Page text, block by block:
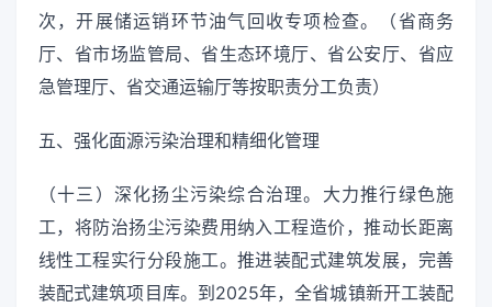
次，开展储运销环节油气回收专项检查。（省商务
厅、省市场监管局、省生态环境厅、省公安厅、省应
急管理厅、省交通运输厅等按职责分工负责）
五、强化面源污染治理和精细化管理
（十三）深化扬尘污染综合治理。大力推行绿色施
工，将防治扬尘污染费用纳入工程造价，推动长距离
线性工程实行分段施工。推进装配式建筑发展，完善
装配式建筑项目库。到2025年，全省城镇新开工装配